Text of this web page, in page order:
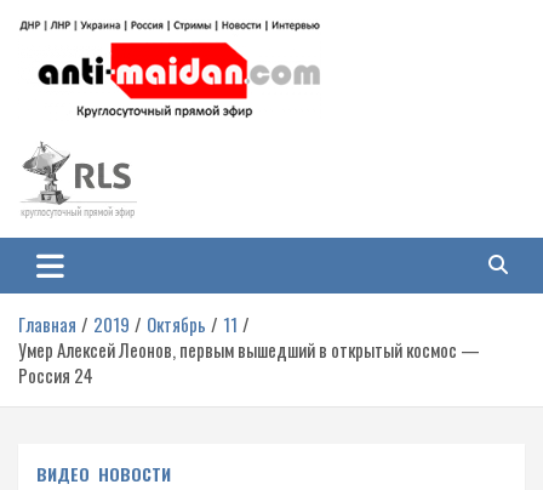
содержимому
Антимайдан: Гражданская война
на Украине
гражданской войне на Украине, включая события в Новороссии, ДНР,
ЛНР и других регионах.
Главная 2019 Октябрь
11
Умер Алексей Леонов, первым вышедший в открытый космос —
Россия 24
ВИДЕО НОВОСТИ